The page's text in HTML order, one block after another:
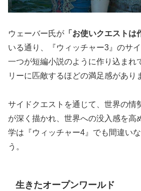
ウェーバー氏が 「お使いクエストは
いる通り、『ウィッチャー3』のサ
一つが短編小説のように作り込まれ
リーに匹敵するほどの満足感があり
サイドクエストを通じて、世界の情
が深く描かれ、世界への没入感を高
学は『ウィッチャー4』でも間違い
う。
生きたオープンワールド